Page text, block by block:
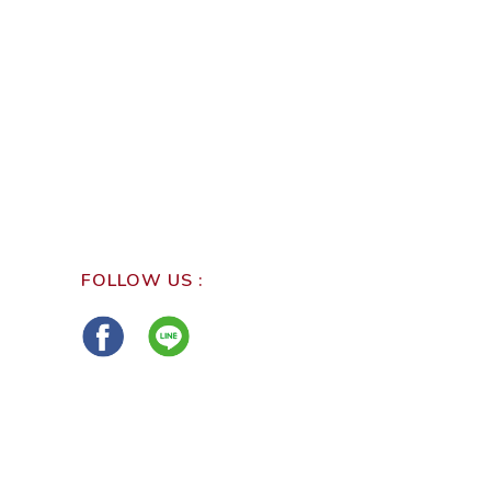
FOLLOW US :